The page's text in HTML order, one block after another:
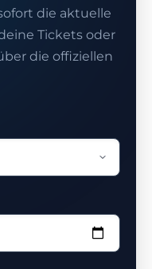
die aktuelle
Tickets oder
die offiziellen